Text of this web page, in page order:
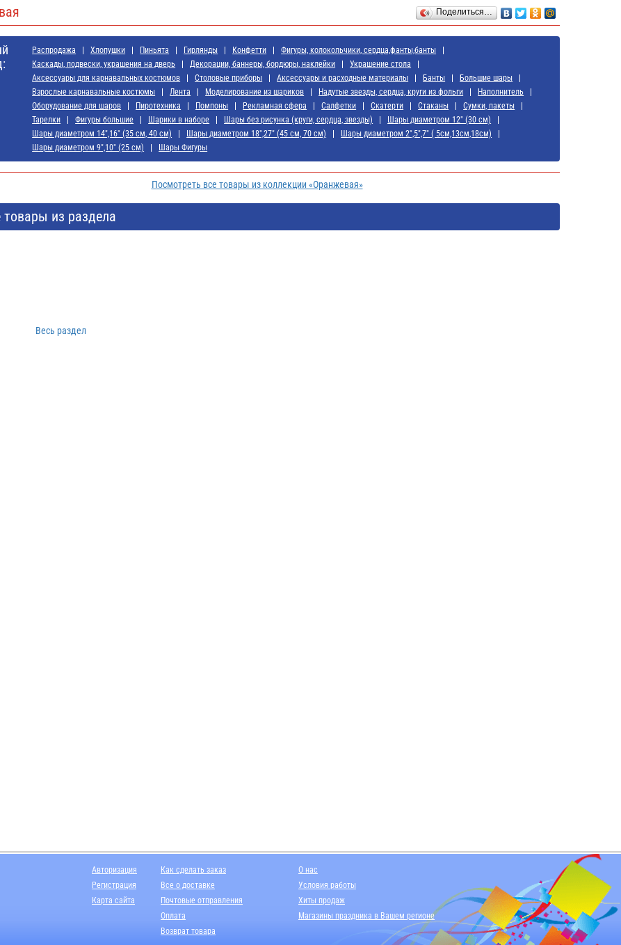
Поделиться…
Распродажа Хлопушки Пиньята Гирлянды Конфетти
Фигуры, колокольчики, сердца,фанты,банты
Каскады, подвески, украшения на дверь
Декорации, баннеры, бордюры, наклейки
Украшение стола
Аксессуары для карнавальных костюмов
Cтоловые приборы Аксессуары и расходные материалы Банты
Большие шары
Взрослые карнавальные костюмы
Лента Моделирование из шариков Надутые звезды, сердца, круги из фольги
Наполнитель
Оборудование для шаров
Пиротехника Помпоны Рекламная сфера Салфетки Скатерти Стаканы
Сумки, пакеты
Тарелки
Фигуры большие Шарики в наборе Шары без рисунка (круги, сердца, звезды)
Шары диаметром 12" (30 см)
Шары диаметром 14",16" (35 см, 40 см)
Шары диаметром 18",27" (45 см, 70 см)
Шары диаметром 2",5",7" ( 5см,13см,18см)
Шары диаметром 9",10" (25 см)
Шары Фигуры
Посмотреть все товары из коллекции «Оранжевая»
товары из раздела
Весь раздел
Авторизация
Регистрация
Карта сайта
Как сделать заказ
Все о доставке
Почтовые отправления
Оплата
Возврат товара
О нас
Условия работы
Хиты продаж
Магазины праздника в Вашем регионе